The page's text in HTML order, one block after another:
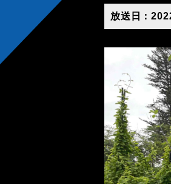
放送日：